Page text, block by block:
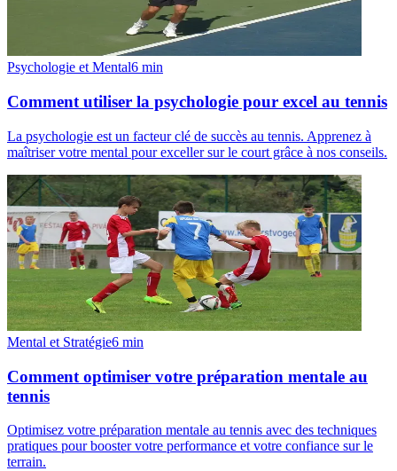
Psychologie et Mental6 min
Comment utiliser la psychologie pour excel au tennis
La psychologie est un facteur clé de succès au tennis. Apprenez à
maîtriser votre mental pour exceller sur le court grâce à nos conseils.
Mental et Stratégie6 min
Comment optimiser votre préparation mentale au
tennis
Optimisez votre préparation mentale au tennis avec des techniques
pratiques pour booster votre performance et votre confiance sur le
terrain.